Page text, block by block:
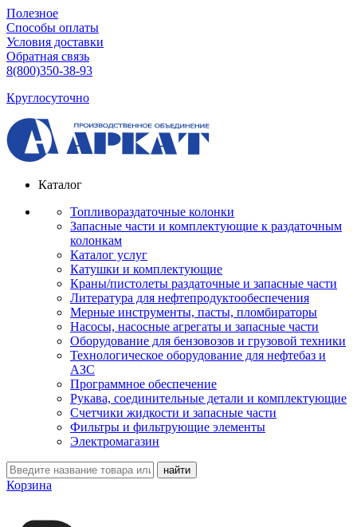
Полезное
Способы оплаты
Условия доставки
Обратная связь
8(800)350-38-93
Круглосуточно
Каталог
Топливораздаточные колонки
Запасные части и комплектующие к раздаточным
колонкам
Каталог услуг
Катушки и комплектующие
Краны/пистолеты раздаточные и запасные части
Литература для нефтепродуктообеспечения
Мерные инструменты, пасты, пломбираторы
Насосы, насосные агрегаты и запасные части
Оборудование для бензовозов и грузовой техники
Технологическое оборудование для нефтебаз и
АЗС
Программное обеспечение
Рукава, соединительные детали и комплектующие
Счетчики жидкости и запасные части
Фильтры и фильтрующие элементы
Электромагазин
Корзина